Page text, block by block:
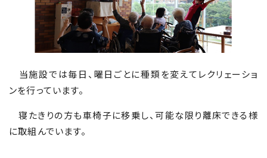
当施設では毎日、曜日ごとに種類を変えてレクリェーショ
ンを行っています。
寝たきりの方も車椅子に移乗し、可能な限り離床できる様
に取組んでいます。